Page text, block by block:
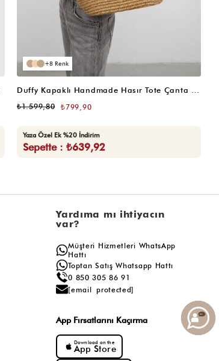
8
Duffy Kapaklı Handmade Hasır Tote Çanta Vizon
₺799,90
₺1.599,80
Yaza Özel Ek %20 İndirim
Sepette : ₺639,92
Yardıma mı ihtiyacın
var?
Müşteri Hizmetleri WhatsApp
Hattı
Toptan Satış Whatsapp Hattı
0 850 305 86 91
[email protected]
App Fırsatlarını Kaçırma
Download on the
App Store